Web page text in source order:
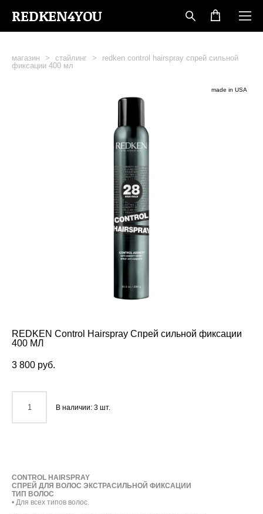
REDKEN4YOU
магазин > стайлинг >
redken control hairspray спрей сильной
фиксации 400 мл
made in USA
REDKEN Control Hairspray Спрей сильной фиксации
400 МЛ
3 800 pуб.
В наличии: 3 шт.
CONTROL HAIRSPRAY
СПРЕЙ ДЛЯ ВОЛОС ЭКСТРАСИЛЬНОЙ ФИКСАЦИИ
ТИП ВОЛОС
• Для всех типов волос.